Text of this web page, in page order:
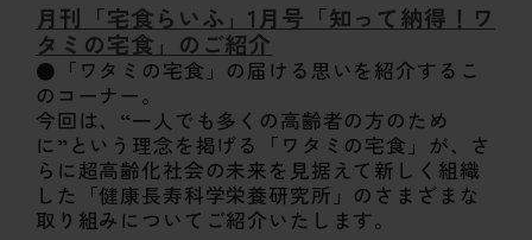
月刊「宅食らいふ」1月号「知って納得！ワ
タミの宅食」のご紹介
●「ワタミの宅食」の届ける思いを紹介するこ
のコーナー。
今回は、“一人でも多くの高齢者の方のため
に”という理念を掲げる「ワタミの宅食」が、さ
らに超高齢化社会の未来を見据えて新しく組織
した「健康長寿科学栄養研究所」のさまざまな
取り組みについてご紹介いたします。